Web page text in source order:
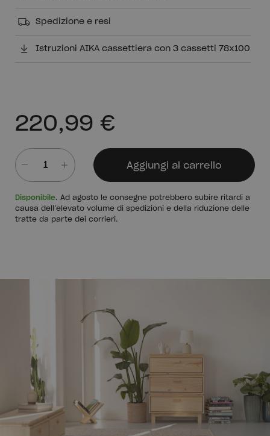
220,99 €
Aggiungi al carrello
Disponibile. Ad agosto le consegne potrebbero subire ritardi a
causa dell’elevato volume di spedizioni e della riduzione delle
tratte da parte dei corrieri.
Spedizione e resi
Istruzioni AIKA cassettiera con 3 cassetti 78x100